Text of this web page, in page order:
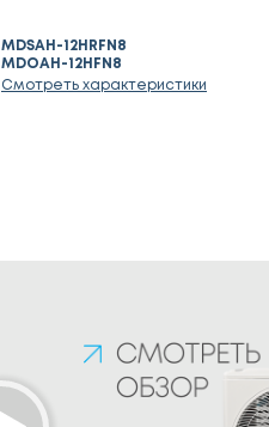
MDSAH-12HRFN8
MDOAH-12HFN8
Смотреть характеристики